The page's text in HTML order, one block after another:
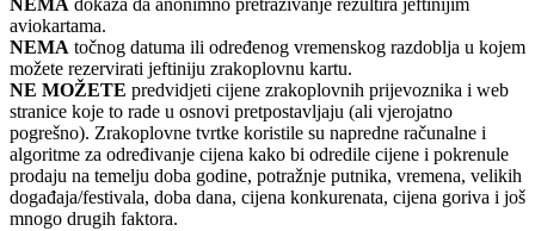
NEMA dokaza da anonimno pretraživanje rezultira jeftinijim
aviokartama.
NEMA točnog datuma ili određenog vremenskog razdoblja u kojem
možete rezervirati jeftiniju zrakoplovnu kartu.
NE MOŽETE predvidjeti cijene zrakoplovnih prijevoznika i web
stranice koje to rade u osnovi pretpostavljaju (ali vjerojatno
pogrešno). Zrakoplovne tvrtke koristile su napredne računalne i
algoritme za određivanje cijena kako bi odredile cijene i pokrenule
prodaju na temelju doba godine, potražnje putnika, vremena, velikih
događaja/festivala, doba dana, cijena konkurenata, cijena goriva i još
mnogo drugih faktora.